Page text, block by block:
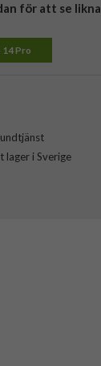
för att se
Pro
lager i Sverige